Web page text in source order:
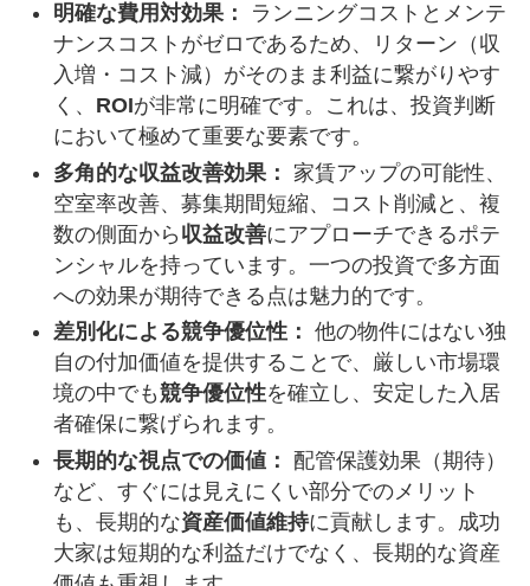
明確な費用対効果：
ランニングコストとメンテ
ナンスコストがゼロであるため、リターン（収
入増・コスト減）がそのまま利益に繋がりやす
く、 ROIが非常に明確です。これは、投資判断
において極めて重要な要素です。
多角的な収益改善効果：
家賃アップの可能性、
空室率改善、募集期間短縮、コスト削減と、複
数の側面から 収益改善にアプローチできるポテ
ンシャルを持っています。一つの投資で多方面
への効果が期待できる点は魅力的です。
差別化による競争優位性： 他の物件にはない独
自の付加価値を提供することで、厳しい市場環
境の中でも競争優位性を確立し、安定した入居
者確保に繋げられます。
長期的な視点での価値： 配管保護効果（期待）
など、すぐには見えにくい部分でのメリット
も、長期的な資産価値維持に貢献します。成功
大家は短期的な利益だけでなく、長期的な資産